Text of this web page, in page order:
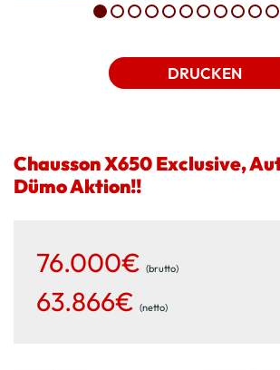
DRUCKEN
Chausson X650 Exclusive,
Dümo Aktion!!
76.000€ (brutto)
63.866€ (netto)